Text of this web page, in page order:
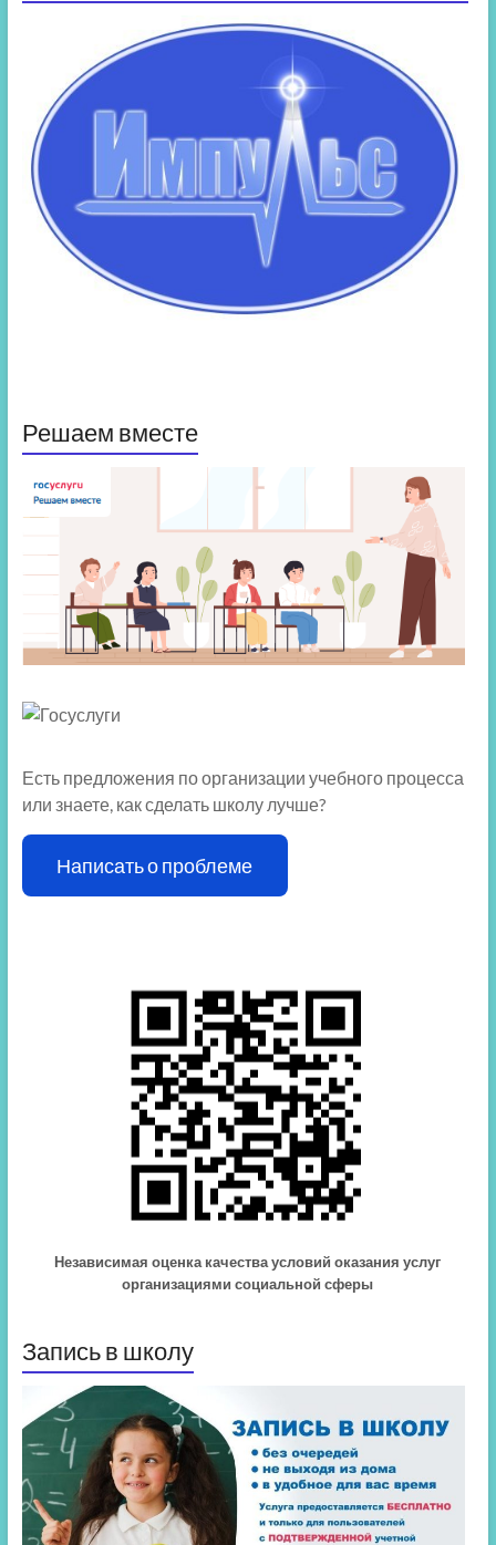
Решаем вместе
Есть предложения по организации учебного процесса
или знаете, как сделать школу лучше?
Написать о проблеме
Независимая оценка качества условий оказания услуг
организациями социальной сферы
Запись в школу